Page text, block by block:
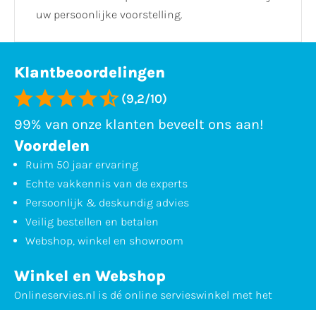
uw persoonlijke voorstelling.
Klantbeoordelingen
(9,2/10)
99% van onze klanten beveelt ons aan!
Voordelen
Ruim 50 jaar ervaring
Echte vakkennis van de experts
Persoonlijk & deskundig advies
Veilig bestellen en betalen
Webshop, winkel en showroom
Winkel en Webshop
Onlineservies.nl is dé online servieswinkel met het